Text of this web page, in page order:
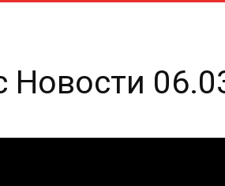
Новости